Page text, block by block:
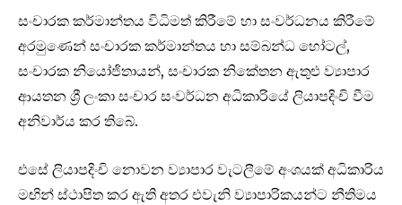
සංචාරක කර්මාන්තය විධිමත් කිරීමේ හා සංවර්ධනය කිරීමේ
අරමුණෙන් සංචාරක කර්මාන්තය හා සම්බන්ධ හෝටල්,
සංචාරක නියෝජිතායන්, සංචාරක නිකේතන ඇතුළු ව්‍යාපාර
ආයතන ශ්‍රී ලංකා සංචාර සංවර්ධන අධිකාරියේ ලියාපදිංචි වීම
අනිවාර්ය කර තිබේ.
එසේ ලියාපදිංචි නොවන ව්‍යාපාර වැටලීමේ අංශයක් අධිකාරිය
මඟින් ස්ථාපිත කර ඇති අතර එවැනි ව්‍යාපාරිකයන්ට නීතිමය